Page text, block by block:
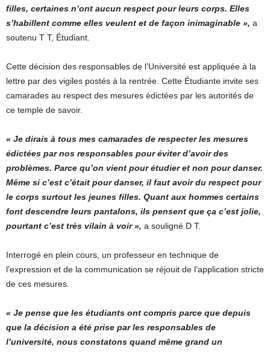
filles, certaines n’ont aucun respect pour leurs corps. Elles
s’habillent comme elles veulent et de façon inimaginable », a
soutenu T T, Étudiant.
Cette décision des responsables de l’Université est appliquée à la
lettre par des vigiles postés à la rentrée. Cette Étudiante invite ses
camarades au respect des mesures édictées par les autorités de
ce temple de savoir.
« Je dirais à tous mes camarades de respecter les mesures
édictées par nos responsables pour éviter d’avoir des
problèmes. Parce qu’on vient pour étudier et non pour danser.
Même si c’est c’était pour danser, il faut avoir du respect pour
le corps surtout les jeunes filles. Quant aux hommes certains
font descendre leurs pantalons, ils pensent que ça c’est jolie,
pourtant c’est très vilain à voir », a souligné D T.
Interrogé en plein cours, un professeur en technique de
l’expression et de la communication se réjouit de l’application stricte
de ces mesures.
« Je pense que les étudiants ont compris parce que depuis
que la décision a été prise par les responsables de
l’université, nous constatons quand même grand un